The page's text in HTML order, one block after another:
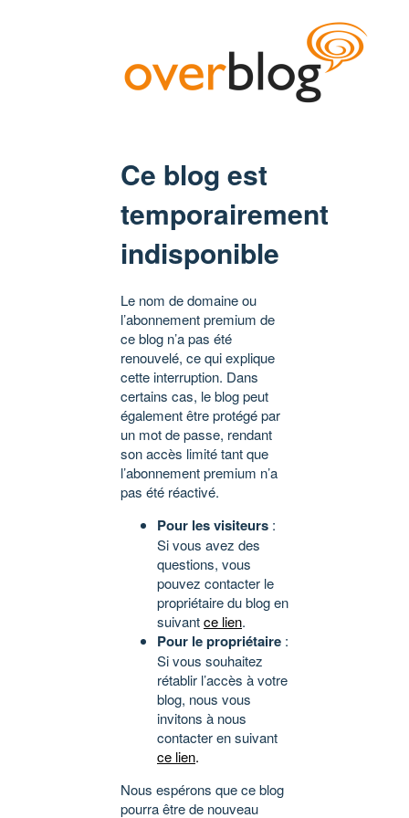
Ce blog est
temporairement
indisponible
Le nom de domaine ou
l’abonnement premium de
ce blog n’a pas été
renouvelé, ce qui explique
cette interruption. Dans
certains cas, le blog peut
également être protégé par
un mot de passe, rendant
son accès limité tant que
l’abonnement premium n’a
pas été réactivé.
Pour les visiteurs :
Si vous avez des
questions, vous
pouvez contacter le
propriétaire du blog en
suivantce lien.
Pour le propriétaire :
Si vous souhaitez
rétablir l’accès à votre
blog, nous vous
invitons à nous
contacter en suivant
ce lien.
Nous espérons que ce blog
pourra être de nouveau